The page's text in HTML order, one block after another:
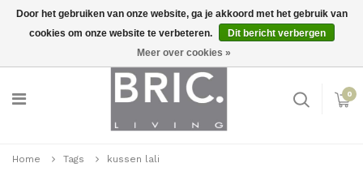
Inloggen
0
Home Tags kussen lali
Door het gebruiken van onze website, ga je akkoord met het gebruik van
cookies om onze website te verbeteren.
Dit bericht verbergen
Meer over cookies »